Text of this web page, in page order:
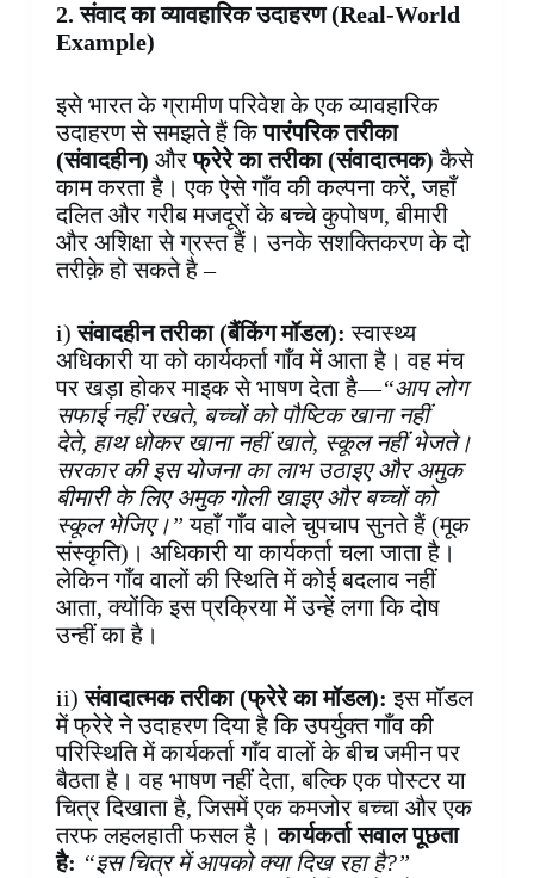
2. संवाद का व्यावहारिक उदाहरण (Real-World
Example)
इसे भारत के ग्रामीण परिवेश के एक व्यावहारिक
उदाहरण से समझते हैं किपारंपरिक तरीका
(संवादहीन) औरफ्रेरे का तरीका (संवादात्मक) कैसे
काम करता है। एक ऐसे गाँव की कल्पना करें, जहाँ
दलित और गरीब मजदूरों के बच्चे कुपोषण, बीमारी
और अशिक्षा से ग्रस्त हैं। उनके सशक्तिकरण के दो
तरीक़े हो सकते है –
i)संवादहीन तरीका (बैंकिंग मॉडल): स्वास्थ्य
अधिकारी या को कार्यकर्ता गाँव में आता है। वह मंच
पर खड़ा होकर माइक से भाषण देता है—“आप लोग
सफाई नहीं रखते, बच्चों को पौष्टिक खाना नहीं
देते, हाथ धोकर खाना नहीं खाते, स्कूल नहीं भेजते।
सरकार की इस योजना का लाभ उठाइए और अमुक
बीमारी के लिए अमुक गोली खाइए और बच्चों को
स्कूल भेजिए।” यहाँ गाँव वाले चुपचाप सुनते हैं (मूक
संस्कृति)। अधिकारी या कार्यकर्ता चला जाता है।
लेकिन गाँव वालों की स्थिति में कोई बदलाव नहीं
आता, क्योंकि इस प्रक्रिया में उन्हें लगा कि दोष
उन्हीं का है।
ii)संवादात्मक तरीका (फ्रेरे का मॉडल): इस मॉडल
में फ्रेरे ने उदाहरण दिया है कि उपर्युक्त गाँव की
परिस्थिति में कार्यकर्ता गाँव वालों के बीच जमीन पर
बैठता है। वह भाषण नहीं देता, बल्कि एक पोस्टर या
चित्र दिखाता है, जिसमें एक कमजोर बच्चा और एक
तरफ लहलहाती फसल है।कार्यकर्ता सवाल पूछता
है: “इस चित्र में आपको क्या दिख रहा है?”